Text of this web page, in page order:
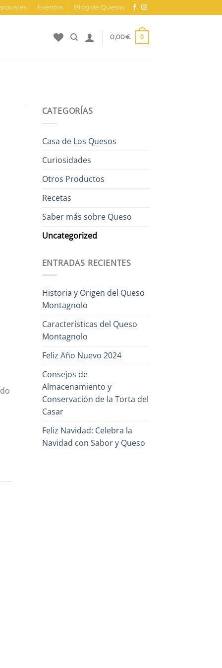
Eventos Blog de Quesos
0,00€ 0
CATEGORÍAS
Casa de Los Quesos
Curiosidades
Otros Productos
Recetas
Saber más sobre Queso
Uncategorized
ENTRADAS RECIENTES
Historia y Origen del Queso
Montagnolo
Características del Queso
Montagnolo
Feliz Año Nuevo 2024
Consejos de
Almacenamiento y
Conservación de la Torta del
Casar
Feliz Navidad: Celebra la
Navidad con Sabor y Queso